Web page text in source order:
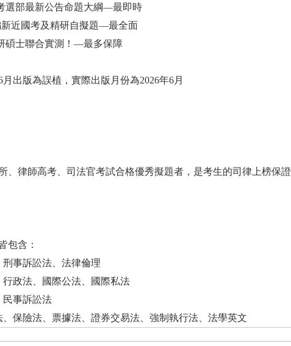
選部最新公告命題大綱—最即時
近國考及精研自擬題—最全面
碩士聯合實測！—最多保障
出版為誤植，實際出版月份為2026年6月
、律師高考、司法官考試合格優秀擬題者，是考生的司律上榜保證
包含：
事訴訟法、法律倫理
政法、國際公法、國際私法
民事訴訟法
保險法、票據法、證券交易法、強制執行法、法學英文